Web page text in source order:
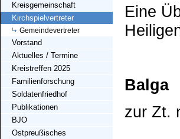
Kreisgemeinschaft
Kirchspielvertreter
Gemeindevertreter
Vorstand
Aktuelles / Termine
Kreistreffen 2025
Familienforschung
Soldatenfriedhof
Publikationen
BJO
Ostpreußisches
Eine
Balga
zur Zt.